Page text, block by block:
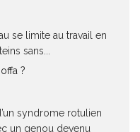
se limite au travail en
sans...
?
syndrome rotulien
un genou devenu